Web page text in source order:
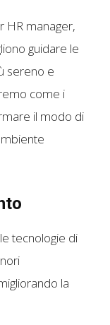
HR manager,
guidare le
sereno e
come i
il modo di
tecnologie di
la